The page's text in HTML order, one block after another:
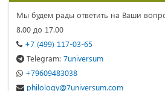
Мы будем рады ответить на Ваши
8.00 до 17.00
+7 (499) 117-03-65
Telegram: 7universum
+79609483038
philology@7universum.com